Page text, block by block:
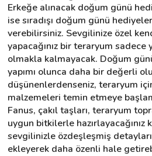
Erkeğe alınacak doğum günü
ise sıradışı doğum günü
verebilirsiniz. Sevgilinize özel
yapacağınız bir teraryum sadece
olmakla kalmayacak. Doğum
yapımı olunca daha bir değerli
düşünenlerdenseniz, teraryum
malzemeleri temin etmeye
Fanus, çakıl taşları, teraryum
uygun bitkilerle hazırlayacağınız
sevgilinizle özdeşleşmiş
ekleyerek daha özenli hale